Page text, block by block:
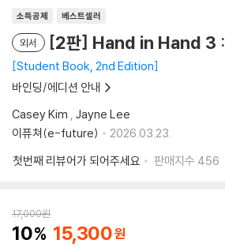
소득공제 베스트셀러
외서 [2판] Hand in Hand
Student Book, 2nd Edition
바인딩/에디션 안내
Casey Kim , Jayne Lee
이퓨쳐(e-future)
2026.03.23.
첫번째 리뷰어가 되어주세요
판매지수 456
17,000원
10 15,300